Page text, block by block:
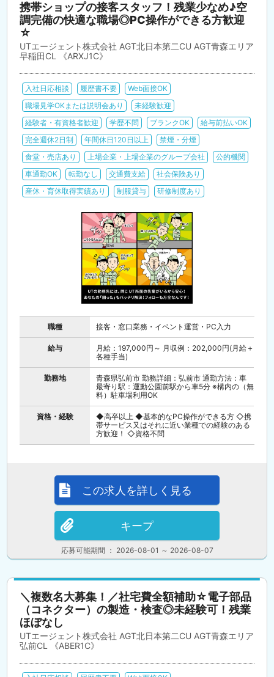
携帯ショップの接客スタッフ！残業少なめ♪空
調完備の快適な職場◎PC操作ができる方歓迎
☆
UTエージェント株式会社 AGT北日本第二CU AGT青森エリア
早稲田CL 《ARXJ1C》
入社日応相談 履歴書不要
Web面接OK
職場見学OKまたは説明会あり
未経験歓迎
経験者・有資格者歓迎
学歴不問 ブランクOK
給与前払いOK
完全週休2日制
年間休日120日以上
禁煙・分煙
食堂・売店あり
上場企業・上場企業のグループ会社
公的機関
車通勤OK
転勤なし 交通費支給
社会保険あり
産休・育休取得実績あり
制服貸与 研修制度あり
職種 接客・窓口業務・イベント運営・PC入力
給与
月給：197,000円～ 月収例：202,000円(月給＋
各種手当)
勤務地
青森県弘前市 勤務詳細：弘前市 通勤方法：車
最寄り駅：運動公園前駅から車5分 ※構内の（無
料）駐車場利用OK
資格・経験
◆高卒以上 ◆基本的なPC操作ができる方 ◇携
帯サービス又はそれに近い業種での経験のある
方歓迎！ ◇資格不問
応募可能期間 ： 2026-08-01 ～ 2026-08-07
この求人を詳しく見る
キープ
＼複数名大募集！／社宅費全額補助☆電子部品
（コネクター）の製造・検査◎未経験可！残業
ほぼなし
UTエージェント株式会社 AGT北日本第二CU AGT青森エリア
弘前CL 《ABER1C》